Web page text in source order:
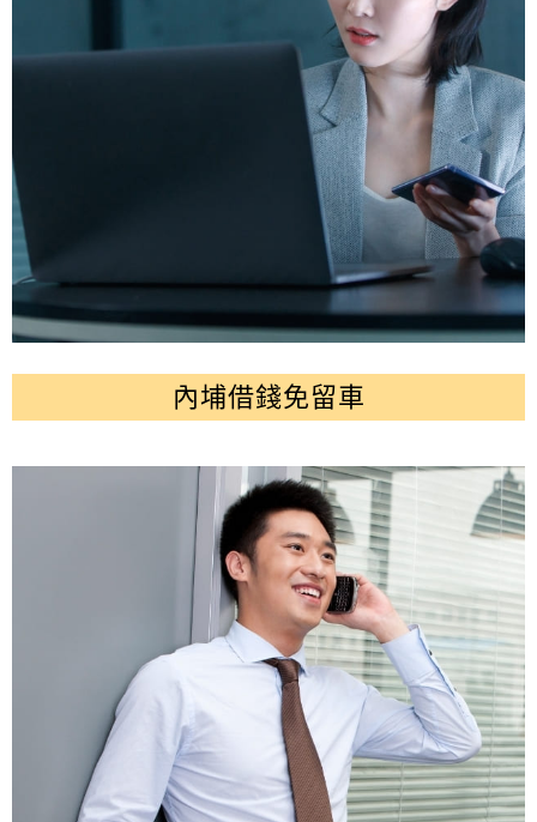
內埔借錢免留車